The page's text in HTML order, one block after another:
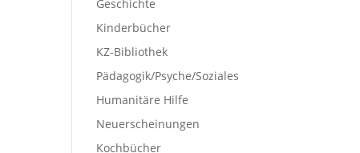
Geschichte
Kinderbücher
KZ-Bibliothek
Pädagogik/Psyche/Soziales
Humanitäre Hilfe
Neuerscheinungen
Kochbücher